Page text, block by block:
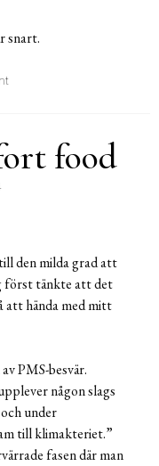
snart.
food
den milda grad att
först tänkte att det
att hända med mitt
PMS-besvär.
någon slags
under
till klimakteriet.”
fasen där man